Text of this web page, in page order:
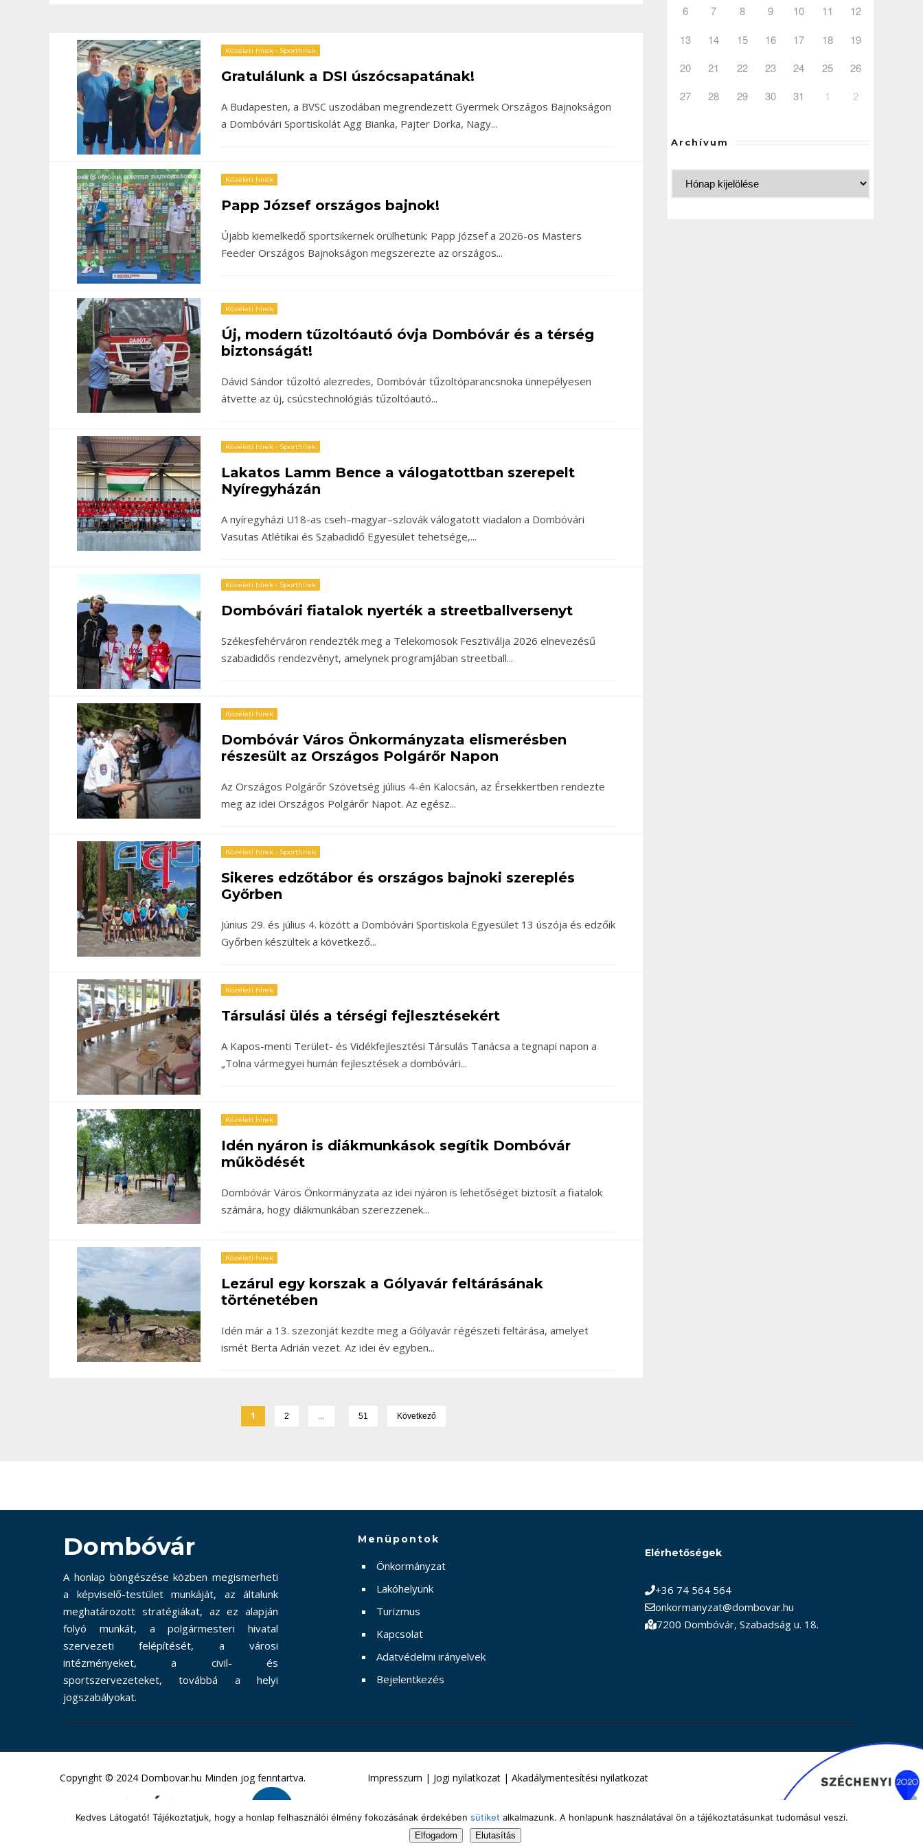
Közéleti hírek • Sporthírek
Gratulálunk a DSI úszócsapatának!
A Budapesten, a BVSC uszodában megrendezett Gyermek Országos Bajnokságon
a Dombóvári Sportiskolát Agg Bianka, Pajter Dorka, Nagy...
Közéleti hírek
Papp József országos bajnok!
Újabb kiemelkedő sportsikernek örülhetünk: Papp József a 2026-os Masters
Feeder Országos Bajnokságon megszerezte az országos...
Közéleti hírek
Új, modern tűzoltóautó óvja Dombóvár és a térség
biztonságát!
Dávid Sándor tűzoltó alezredes, Dombóvár tűzoltóparancsnoka ünnepélyesen
átvette az új, csúcstechnológiás tűzoltóautó...
Közéleti hírek • Sporthírek
Lakatos Lamm Bence a válogatottban szerepelt
Nyíregyházán
A nyíregyházi U18-as cseh–magyar–szlovák válogatott viadalon a Dombóvári
Vasutas Atlétikai és Szabadidő Egyesület tehetsége,...
Közéleti hírek • Sporthírek
Dombóvári fiatalok nyerték a streetballversenyt
Székesfehérváron rendezték meg a Telekomosok Fesztiválja 2026 elnevezésű
szabadidős rendezvényt, amelynek programjában streetball...
Közéleti hírek
Dombóvár Város Önkormányzata elismerésben
részesült az Országos Polgárőr Napon
Az Országos Polgárőr Szövetség július 4-én Kalocsán, az Érsekkertben rendezte
meg az idei Országos Polgárőr Napot. Az egész...
Közéleti hírek • Sporthírek
Sikeres edzőtábor és országos bajnoki szereplés
Győrben
Június 29. és július 4. között a Dombóvári Sportiskola Egyesület 13 úszója és edzőik
Győrben készültek a következő...
Közéleti hírek
Társulási ülés a térségi fejlesztésekért
A Kapos-menti Terület- és Vidékfejlesztési Társulás Tanácsa a tegnapi napon a
„Tolna vármegyei humán fejlesztések a dombóvári...
Közéleti hírek
Idén nyáron is diákmunkások segítik Dombóvár
működését
Dombóvár Város Önkormányzata az idei nyáron is lehetőséget biztosít a fiatalok
számára, hogy diákmunkában szerezzenek...
Közéleti hírek
Lezárul egy korszak a Gólyavár feltárásának
történetében
Idén már a 13. szezonját kezdte meg a Gólyavár régészeti feltárása, amelyet
ismét Berta Adrián vezet. Az idei év egyben...
1 2 … 51 Következő
6
7 8 9 10 11
12
13
14 15 16 17 18
19
20
21 22 23 24 25
26
27
28 29 30 31 1 2
Archívum
Dombóvár
A honlap böngészése közben megismerheti
a képviselő-testület munkáját, az általunk
meghatározott stratégiákat, az ez alapján
folyó munkát, a polgármesteri hivatal
szervezeti felépítését, a városi
intézményeket, a civil- és
sportszervezeteket, továbbá a helyi
jogszabályokat.
Menüpontok
Önkormányzat
Lakóhelyünk
Turizmus
Kapcsolat
Adatvédelmi irányelvek
Bejelentkezés
Elérhetőségek
+36 74 564 564
onkormanyzat@dombovar.hu
7200 Dombóvár, Szabadság u. 18.
Copyright © 2024 Dombovar.hu Minden jog fenntartva. Impresszum | Jogi nyilatkozat | Akadálymentesítési nyilatkozat
Kedves Látogató! Tájékoztatjuk, hogy a honlap felhasználói élmény fokozásának érdekében sütiket alkalmazunk. A honlapunk használatával ön a tájékoztatásunkat tudomásul veszi.
Elfogadom Elutasítás